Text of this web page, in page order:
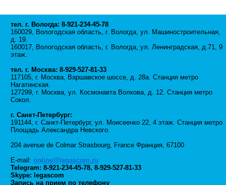
тел. г. Вологда: 8-921-234-45-78
160029, Вологодская область, г. Вологда, ул. Машиностроительная,
д. 19.
160017, Вологодская область, г. Вологда, ул. Ленинградская, д.71, 9
этаж.
тел. г. Москва: 8-929-527-81-33
117105, г. Москва, Варшавское шоссе, д. 28а. Станция метро
Нагатинская.
127299, г. Москва, ул. Космонавта Волкова, д. 12. Станция метро
Сокол.
г. Санкт-Петербург:
191144, г. Санкт-Петербург, ул. Моисеенко 22, 4 этаж. Станция метро
Площадь Александра Невского.
204 avenue de Colmar Strasbourg, France Франция, 67100
E-mail: online@legascom.ru
Telegram: 8-921-234-45-78, 8-929-527-81-33
Skype: legascom
Запись на прием по телефону